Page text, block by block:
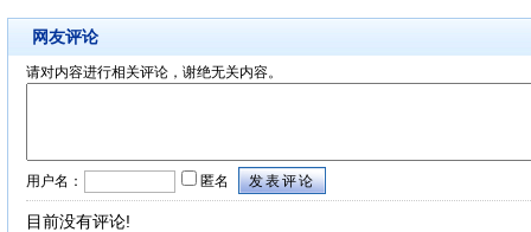
网友评论
请对内容进行相关评论，谢绝无关内容。
用户名： 匿名
目前没有评论!